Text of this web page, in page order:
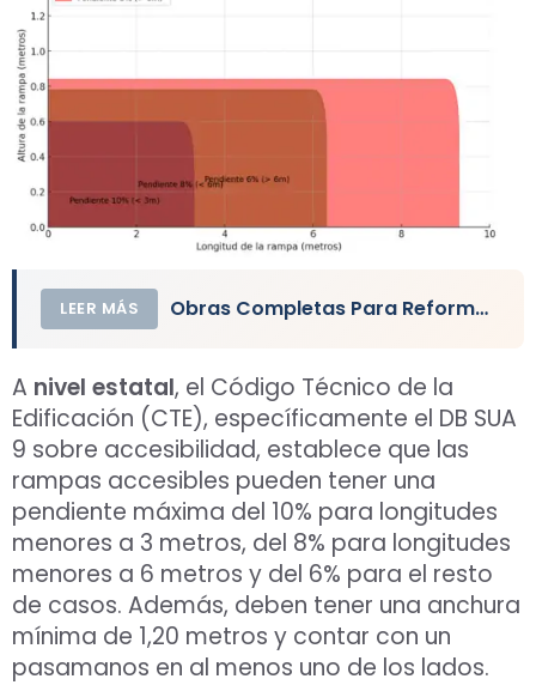
LEER MÁS Obras Completas Para Reformar un Baño
A nivel estatal, el Código Técnico de la
Edificación (CTE), específicamente el DB SUA
9 sobre accesibilidad, establece que las
rampas accesibles pueden tener una
pendiente máxima del 10% para longitudes
menores a 3 metros, del 8% para longitudes
menores a 6 metros y del 6% para el resto
de casos. Además, deben tener una anchura
mínima de 1,20 metros y contar con un
pasamanos en al menos uno de los lados.